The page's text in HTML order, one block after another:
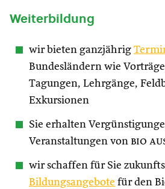
Weiterbildung
wir bieten ganzjährig
Bundesländern wie
Tagungen, Lehrgänge,
Exkursionen
Sie erhalten
Veranstaltungen von bio
wir schaffen für Sie
Bildungsangebote für den